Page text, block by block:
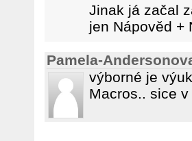
Jinak já začal
jen Nápověd +
Pamela-
výborné je
Macros.. sice